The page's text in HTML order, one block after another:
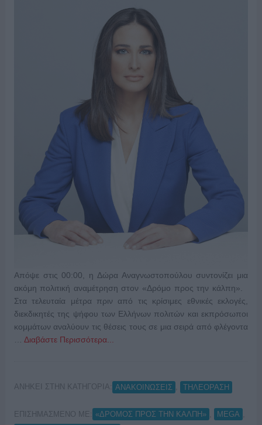
Απόψε στις 00:00, η Δώρα Αναγνωστοπούλου συντονίζει μια
ακόμη πολιτική αναμέτρηση στον «Δρόμο προς την κάλπη».
Στα τελευταία μέτρα πριν από τις κρίσιμες εθνικές εκλογές,
διεκδικητές της ψήφου των Ελλήνων πολιτών και εκπρόσωποι
κομμάτων αναλύουν τις θέσεις τους σε μια σειρά από φλέγοντα
… Διαβάστε Περισσότερα...
ΑΝΗΚΕΙ ΣΤΗΝ ΚΑΤΗΓΟΡΙΑ: ΑΝΑΚΟΙΝΩΣΕΙΣ ΤΗΛΕΟΡΑΣΗ
ΕΠΙΣΗΜΑΣΜΕΝΟ ΜΕ: «ΔΡΟΜΟΣ ΠΡΟΣ ΤΗΝ ΚΑΛΠΗ» MEGA